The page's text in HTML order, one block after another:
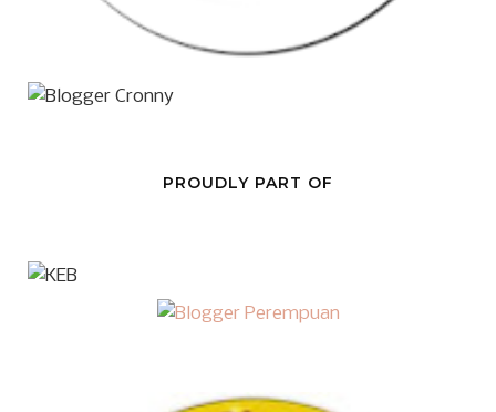
PROUDLY PART OF